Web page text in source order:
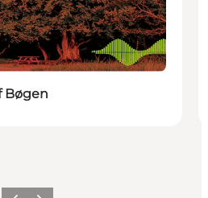
Bøgen